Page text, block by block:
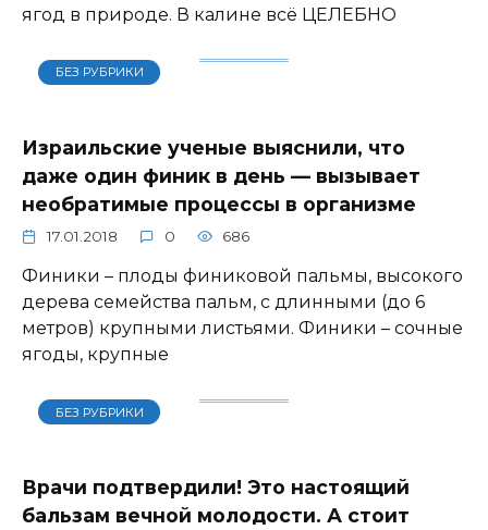
ягод в природе. В калине всё ЦЕЛЕБНО
БЕЗ РУБРИКИ
Израильские ученые выяснили, что
даже один финик в день — вызывает
необратимые процессы в организме
17.01.2018 0 686
Финики – плоды финиковой пальмы, высокого
дерева семейства пальм, с длинными (до 6
метров) крупными листьями. Финики – сочные
ягоды, крупные
БЕЗ РУБРИКИ
Врачи подтвердили! Это настоящий
бальзам вечной молодости. А стоит